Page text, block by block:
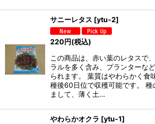
サニーレタス [ytu-2]
220円(税込)
この商品は、赤い葉のレタスで
ラルを多く含み、プランターな
られます。 葉質はやわらかく食
種後60日位で収穫可能です。 種
まして、薄く土…
やわらかオクラ [ytu-1]